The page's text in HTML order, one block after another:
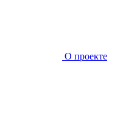
О проекте